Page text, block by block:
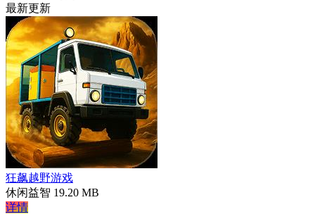
最新更新
狂飙越野游戏
休闲益智 19.20 MB
详情